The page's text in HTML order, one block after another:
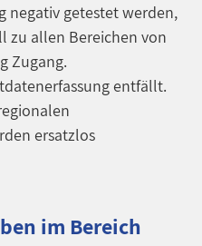
negativ getestet werden,
zu allen Bereichen von
Zugang.
entfällt.
ersatzlos
im Bereich